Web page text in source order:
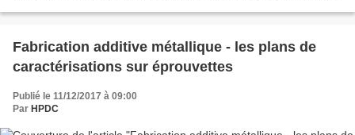
Fabrication additive métallique - les plans de
caractérisations sur éprouvettes
Publié le 11/12/2017 à 09:00
Par HPDC